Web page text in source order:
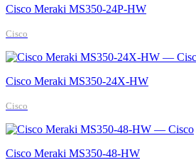
Cisco Meraki MS350-24P-HW
Cisco
Cisco Meraki MS350-24X-HW
Cisco
Cisco Meraki MS350-48-HW